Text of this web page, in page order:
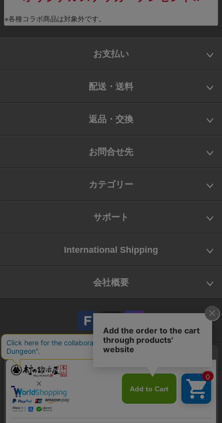
※各種コラボ商品は対象外です。
お支払い
配送・送料
返品・交換
お問合せ先
カテゴリー
サポート
International Shipping
会社概要
会社概要
お問い合わせ
特定商取引法に基づく表示